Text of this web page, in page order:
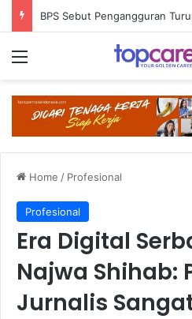
Menu
Home / Profesional
Profesional
Era Digital
Najwa Shihab:
Jurnalis